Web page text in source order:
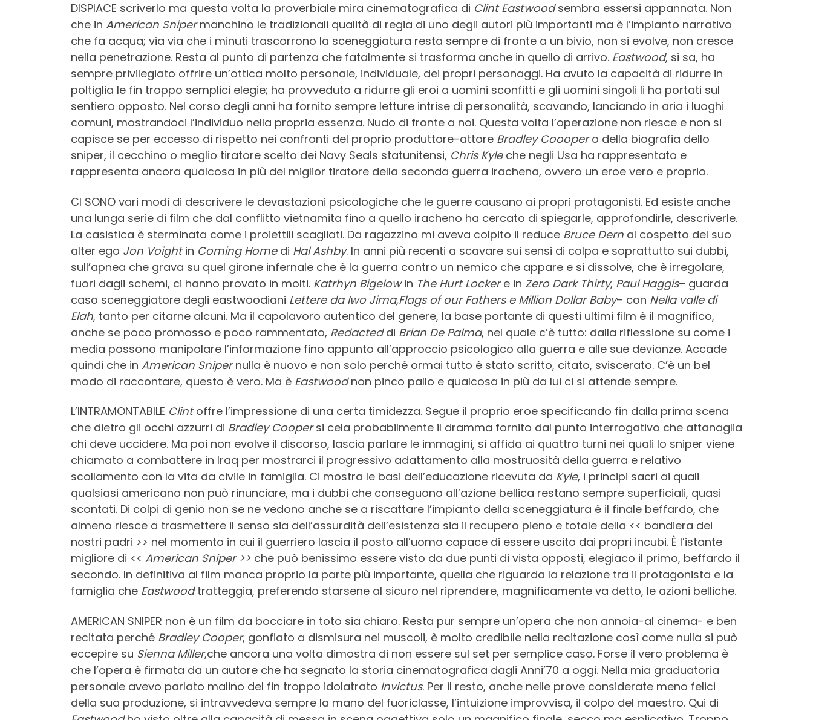
DISPIACE scriverlo ma questa volta la proverbiale mira cinematografica di Clint Eastwoodsembra essersi appannata. Non
che in American Snipermanchino le tradizionali qualità di regia di uno degli autori più importanti ma è l’impianto narrativo
che fa acqua; via via che i minuti trascorrono la sceneggiatura resta sempre di fronte a un bivio, non si evolve, non cresce
nella penetrazione. Resta al punto di partenza che fatalmente si trasforma anche in quello di arrivo. Eastwood, si sa, ha
sempre privilegiato offrire un’ottica molto personale, individuale, dei propri personaggi. Ha avuto la capacità di ridurre in
poltiglia le fin troppo semplici elegie; ha provveduto a ridurre gli eroi a uomini sconfitti e gli uomini singoli li ha portati sul
sentiero opposto. Nel corso degli anni ha fornito sempre letture intrise di personalità, scavando, lanciando in aria i luoghi
comuni, mostrandoci l’individuo nella propria essenza. Nudo di fronte a noi. Questa volta l’operazione non riesce e non si
capisce se per eccesso di rispetto nei confronti del proprio produttore-attore Bradley Cooopero della biografia dello
sniper, il cecchino o meglio tiratore scelto dei Navy Seals statunitensi, Chris Kyleche negli Usa ha rappresentato e
rappresenta ancora qualcosa in più del miglior tiratore della seconda guerra irachena, ovvero un eroe vero e proprio.
CI SONO vari modi di descrivere le devastazioni psicologiche che le guerre causano ai propri protagonisti. Ed esiste anche
una lunga serie di film che dal conflitto vietnamita fino a quello iracheno ha cercato di spiegarle, approfondirle, descriverle.
La casistica è sterminata come i proiettili scagliati. Da ragazzino mi aveva colpito il reduce Bruce Dern al cospetto del suo
alter ego Jon Voightin Coming Homedi Hal Ashby. In anni più recenti a scavare sui sensi di colpa e soprattutto sui dubbi,
sull’apnea che grava su quel girone infernale che è la guerra contro un nemico che appare e si dissolve, che è irregolare,
fuori dagli schemi, ci hanno provato in molti. Katrhyn Bigelowin The Hurt Lockere in Zero Dark Thirty, Paul Haggis– guarda
caso sceneggiatore degli eastwoodiani Lettere da Iwo Jima,Flags of our Fathers e Million Dollar Baby– con Nella valle di
Elah, tanto per citarne alcuni. Ma il capolavoro autentico del genere, la base portante di questi ultimi film è il magnifico,
anche se poco promosso e poco rammentato, Redacteddi Brian De Palma, nel quale c’è tutto: dalla riflessione su come i
media possono manipolare l’informazione fino appunto all’approccio psicologico alla guerra e alle sue devianze. Accade
quindi che in American Snipernulla è nuovo e non solo perché ormai tutto è stato scritto, citato, sviscerato. C’è un bel
modo di raccontare, questo è vero. Ma è Eastwoodnon pinco pallo e qualcosa in più da lui ci si attende sempre.
L’INTRAMONTABILE Clintoffre l’impressione di una certa timidezza. Segue il proprio eroe specificando fin dalla prima scena
che dietro gli occhi azzurri di Bradley Coopersi cela probabilmente il dramma fornito dal punto interrogativo che attanaglia
chi deve uccidere. Ma poi non evolve il discorso, lascia parlare le immagini, si affida ai quattro turni nei quali lo sniper viene
chiamato a combattere in Iraq per mostrarci il progressivo adattamento alla mostruosità della guerra e relativo
scollamento con la vita da civile in famiglia. Ci mostra le basi dell’educazione ricevuta da Kyle, i principi sacri ai quali
qualsiasi americano non può rinunciare, ma i dubbi che conseguono all’azione bellica restano sempre superficiali, quasi
scontati. Di colpi di genio non se ne vedono anche se a riscattare l’impianto della sceneggiatura è il finale beffardo, che
almeno riesce a trasmettere il senso sia dell’assurdità dell’esistenza sia il recupero pieno e totale della << bandiera dei
nostri padri >> nel momento in cui il guerriero lascia il posto all’uomo capace di essere uscito dai propri incubi. È l’istante
migliore di << American Sniper >> che può benissimo essere visto da due punti di vista opposti, elegiaco il primo, beffardo il
secondo. In definitiva al film manca proprio la parte più importante, quella che riguarda la relazione tra il protagonista e la
famiglia che Eastwoodtratteggia, preferendo starsene al sicuro nel riprendere, magnificamente va detto, le azioni belliche.
AMERICAN SNIPER non è un film da bocciare in toto sia chiaro. Resta pur sempre un’opera che non annoia-al cinema- e ben
recitata perché Bradley Cooper, gonfiato a dismisura nei muscoli, è molto credibile nella recitazione così come nulla si può
eccepire su Sienna Miller,che ancora una volta dimostra di non essere sul set per semplice caso. Forse il vero problema è
che l’opera è firmata da un autore che ha segnato la storia cinematografica dagli Anni’70 a oggi. Nella mia graduatoria
personale avevo parlato malino del fin troppo idolatrato Invictus. Per il resto, anche nelle prove considerate meno felici
della sua produzione, si intravvedeva sempre la mano del fuoriclasse, l’intuizione improvvisa, il colpo del maestro. Qui di